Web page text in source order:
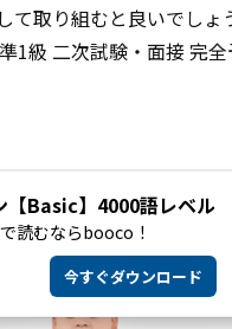
て取り組むと良いでしょ
1級 二次試験・面接 完
【Basic】4000語レベル
読むならbooco！
今すぐダウンロード